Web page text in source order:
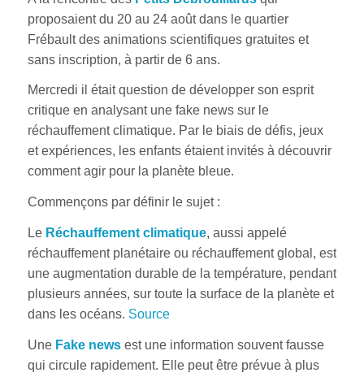
proposaient du 20 au 24 août dans le quartier
Frébault des animations scientifiques gratuites et
sans inscription, à partir de 6 ans.
Mercredi il était question de développer son esprit
critique en analysant une fake news sur le
réchauffement climatique. Par le biais de défis, jeux
et expériences, les enfants étaient invités à découvrir
comment agir pour la planète bleue.
Commençons par définir le sujet :
Le Réchauffement climatique, aussi appelé
réchauffement planétaireou réchauffement global , est
une augmentation durable de la température, pendant
plusieurs années, sur toute la surface de la planète et
dans les océans. Source
Une Fake newsest une information souvent fausse
qui circule rapidement. Elle peut être prévue à plus